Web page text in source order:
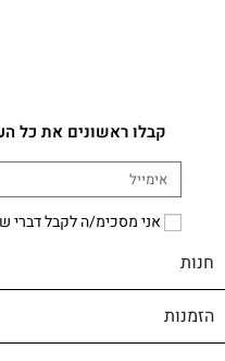
קבלו ראשונים את כל
אני מסכימ/ה לקבל דברי
חנות
הזמנות